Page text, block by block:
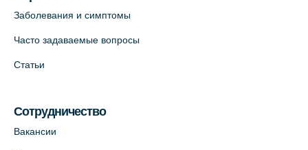
д.3, В.О. (официальный партнёр)
+7 (812) 986-98-91
Заболевания и симптомы
Часто задаваемые вопросы
Статьи
Сотрудничество
Вакансии